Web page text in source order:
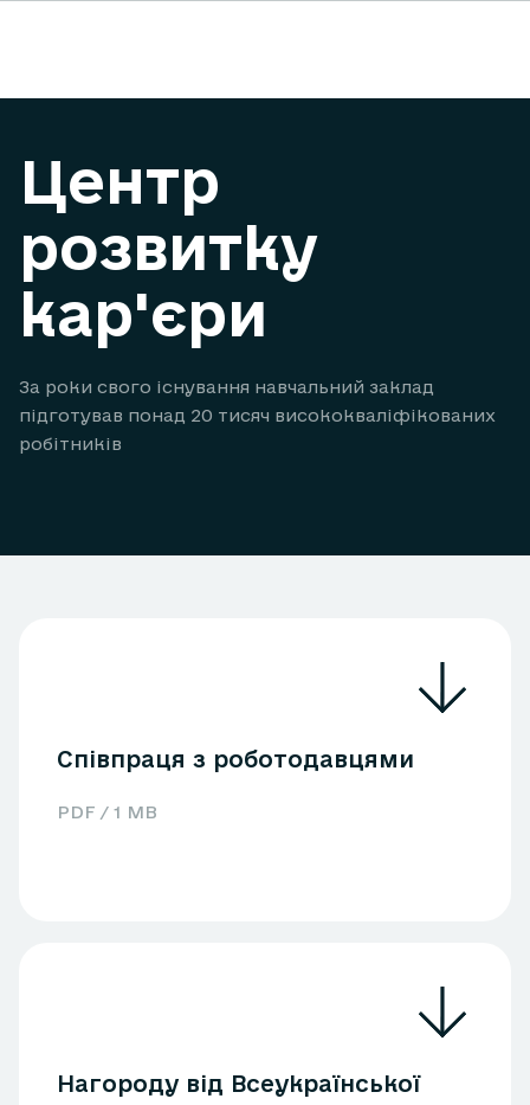
Центр
розвитку
кар'єри
За роки свого існування навчальний заклад
підготував понад 20 тисяч висококваліфікованих
робітників
Співпраця з роботодавцями
PDF / 1 MB
Нагороду від Всеукраїнської